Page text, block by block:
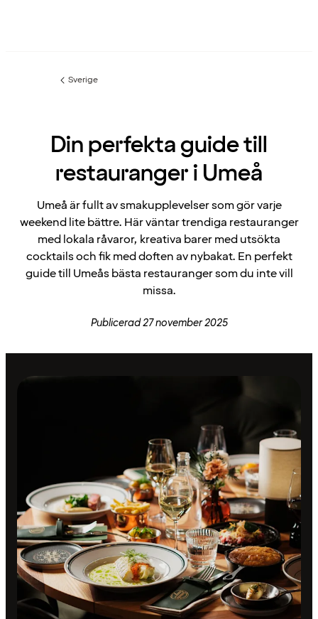
Föregående
Sverige
Din perfekta guide till
restauranger i Umeå
Umeå är fullt av smakupplevelser som gör varje
weekend lite bättre. Här väntar trendiga restauranger
med lokala råvaror, kreativa barer med utsökta
cocktails och fik med doften av nybakat. En perfekt
guide till Umeås bästa restauranger som du inte vill
missa.
Publicerad 27 november 2025